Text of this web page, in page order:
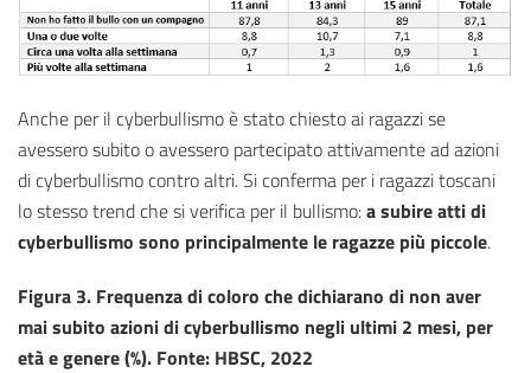
Anche per il cyberbullismo è stato chiesto ai ragazzi se
avessero subito o avessero partecipato attivamente ad azioni
di cyberbullismo contro altri. Si conferma per i ragazzi toscani
lo stesso trend che si verifica per il bullismo:a subire atti di
cyberbullismo sono principalmente le ragazze più piccole.
Figura 3. Frequenza di coloro che dichiarano di non aver
mai subito azioni di cyberbullismo negli ultimi 2 mesi, per
età e genere (%). Fonte: HBSC, 2022